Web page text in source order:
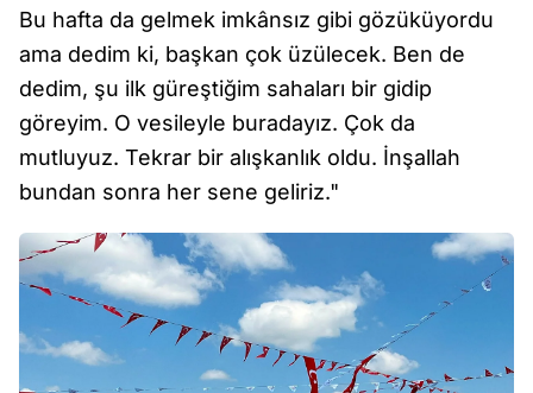
Bu hafta da gelmek imkânsız gibi gözüküyordu
ama dedim ki, başkan çok üzülecek. Ben de
dedim, şu ilk güreştiğim sahaları bir gidip
göreyim. O vesileyle buradayız. Çok da
mutluyuz. Tekrar bir alışkanlık oldu. İnşallah
bundan sonra her sene geliriz."